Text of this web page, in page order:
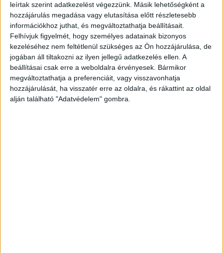
leírtak szerint adatkezelést végezzünk. Másik lehetőségként a
hozzájárulás megadása vagy elutasítása előtt részletesebb
információkhoz juthat, és megváltoztathatja beállításait.
Felhívjuk figyelmét, hogy személyes adatainak bizonyos
kezeléséhez nem feltétlenül szükséges az Ön hozzájárulása, de
jogában áll tiltakozni az ilyen jellegű adatkezelés ellen. A
beállításai csak erre a weboldalra érvényesek. Bármikor
megváltoztathatja a preferenciáit, vagy visszavonhatja
hozzájárulását, ha visszatér erre az oldalra, és rákattint az oldal
alján található "Adatvédelem" gombra.
Baranya Vármegyei Rendőr-főkapitányság
közleménye szerint hétfőn reggel bejelentés a
rendőrségre, hogy kiesett egy szentlőrinci lány
egy negyedik emeleti lakásból.A Kékvillogó
legfrissebb híreit ide kattintva éred el! A
Facebookon már 342 ezernél is többen követnek
minket.